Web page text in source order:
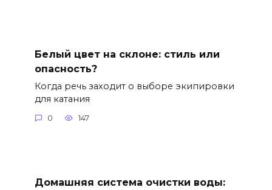
Белый цвет на склоне: стиль или
опасность?
Когда речь заходит о выборе экипировки
для катания
0 147
Домашняя система очистки воды: